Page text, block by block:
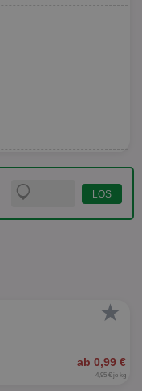
★
ab 0,99 €
4,95 € je kg